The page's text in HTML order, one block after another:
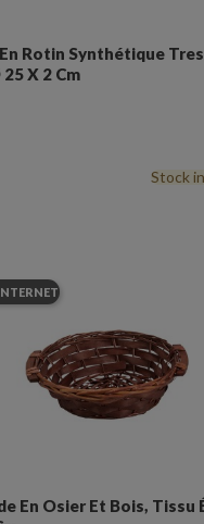
Rotin Synthétique
X 2 Cm
Stock
En Osier Et Bois, Tissu